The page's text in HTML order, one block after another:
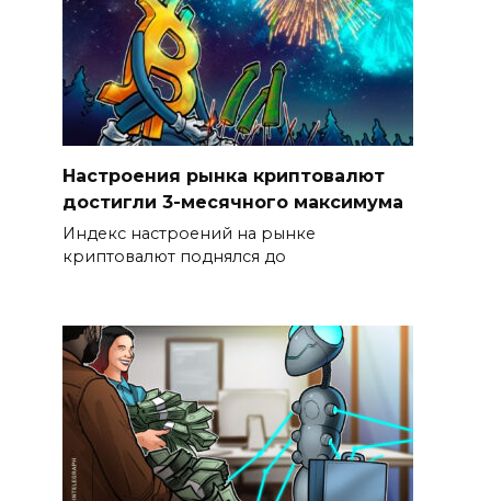
Настроения рынка криптовалют
достигли 3-месячного максимума
Индекс настроений на рынке
криптовалют поднялся до